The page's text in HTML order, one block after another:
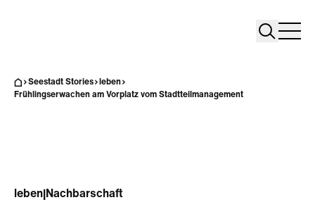
Search
Seestadt Stories
leben
Frühlingserwachen am Vorplatz vom Stadtteilmanagement
leben Nachbarschaft